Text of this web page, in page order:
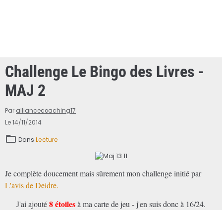
Challenge Le Bingo des Livres -
MAJ 2
Par alliancecoaching17
Le 14/11/2014
Dans Lecture
Je complète doucement mais sûrement mon challenge initié par
L'avis de Deidre.
J'ai ajouté8 étoilesà ma carte de jeu - j'en suis donc à 16/24.